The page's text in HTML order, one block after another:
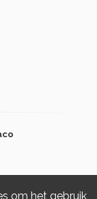
om het gebruik